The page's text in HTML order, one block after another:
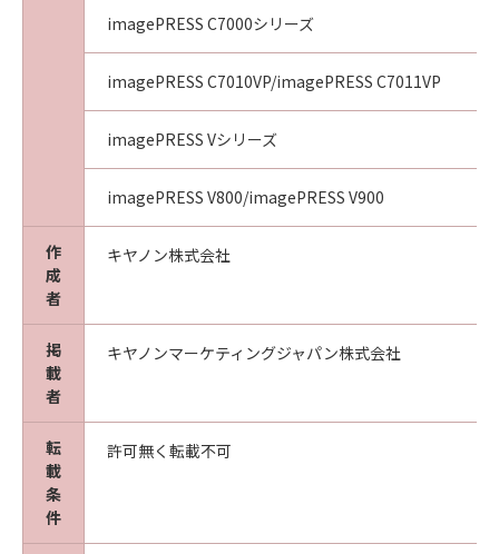
imagePRESS C7000シリーズ
imagePRESS C7010VP/imagePRESS C7011VP
imagePRESS Vシリーズ
imagePRESS V800/imagePRESS V900
作
成
者
キヤノン株式会社
掲
載
者
キヤノンマーケティングジャパン株式会社
転
載
条
件
許可無く転載不可